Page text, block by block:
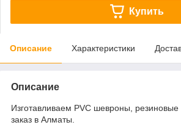
Купить
Описание Характеристики
Описание
Изготавливаем PVC шевроны,
заказ в Алматы.